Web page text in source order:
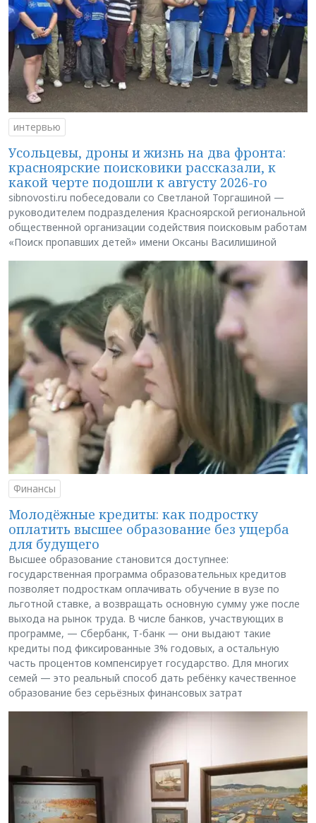
интервью
Усольцевы, дроны и жизнь на два фронта:
красноярские поисковики рассказали, к
какой черте подошли к августу 2026-го
sibnovosti.ru побеседовали со Светланой Торгашиной —
руководителем подразделения Красноярской региональной
общественной организации содействия поисковым работам
«Поиск пропавших детей» имени Оксаны Василишиной
Финансы
Молодёжные кредиты: как подростку
оплатить высшее образование без ущерба
для будущего
Высшее образование становится доступнее:
государственная программа образовательных кредитов
позволяет подросткам оплачивать обучение в вузе по
льготной ставке, а возвращать основную сумму уже после
выхода на рынок труда. В числе банков, участвующих в
программе, — Сбербанк, Т-банк — они выдают такие
кредиты под фиксированные 3% годовых, а остальную
часть процентов компенсирует государство. Для многих
семей — это реальный способ дать ребёнку качественное
образование без серьёзных финансовых затрат